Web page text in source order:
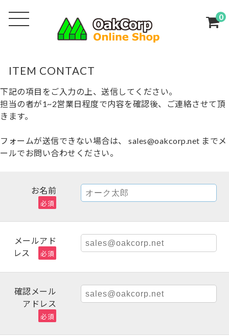
0
ITEM CONTACT
下記の項目をご入力の上、送信してください。
担当の者が1~2営業日程度で内容を確認後、ご連絡させて頂
きます。
フォームが送信できない場合は、 sales@oakcorp.net までメ
ールでお問い合わせください。
お名前
必須
メールアド
レス
必須
確認メール
アドレス
必須